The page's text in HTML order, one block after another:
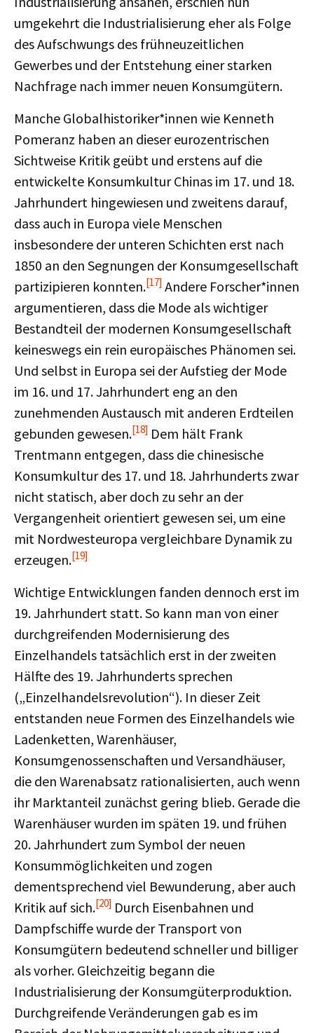
umgekehrt die Industrialisierung eher als Folge
des Aufschwungs des frühneuzeitlichen
Gewerbes und der Entstehung einer starken
Nachfrage nach immer neuen Konsumgütern.
Manche Globalhistoriker*innen wie Kenneth
Pomeranz haben an dieser eurozentrischen
Sichtweise Kritik geübt und erstens auf die
entwickelte Konsumkultur Chinas im 17. und 18.
Jahrhundert hingewiesen und zweitens darauf,
dass auch in Europa viele Menschen
insbesondere der unteren Schichten erst nach
1850 an den Segnungen der Konsumgesellschaft
partizipieren konnten.[17] Andere Forscher*innen
argumentieren, dass die Mode als wichtiger
Bestandteil der modernen Konsumgesellschaft
keineswegs ein rein europäisches Phänomen sei.
Und selbst in Europa sei der Aufstieg der Mode
im 16. und 17. Jahrhundert eng an den
zunehmenden Austausch mit anderen Erdteilen
gebunden gewesen.[18] Dem hält Frank
Trentmann entgegen, dass die chinesische
Konsumkultur des 17. und 18. Jahrhunderts zwar
nicht statisch, aber doch zu sehr an der
Vergangenheit orientiert gewesen sei, um eine
mit Nordwesteuropa vergleichbare Dynamik zu
erzeugen.[19]
Wichtige Entwicklungen fanden dennoch erst im
19. Jahrhundert statt. So kann man von einer
durchgreifenden Modernisierung des
Einzelhandels tatsächlich erst in der zweiten
Hälfte des 19. Jahrhunderts sprechen
(„Einzelhandelsrevolution“). In dieser Zeit
entstanden neue Formen des Einzelhandels wie
Ladenketten, Warenhäuser,
Konsumgenossenschaften und Versandhäuser,
die den Warenabsatz rationalisierten, auch wenn
ihr Marktanteil zunächst gering blieb. Gerade die
Warenhäuser wurden im späten 19. und frühen
20. Jahrhundert zum Symbol der neuen
Konsummöglichkeiten und zogen
dementsprechend viel Bewunderung, aber auch
Kritik auf sich.[20] Durch Eisenbahnen und
Dampfschiffe wurde der Transport von
Konsumgütern bedeutend schneller und billiger
als vorher. Gleichzeitig begann die
Industrialisierung der Konsumgüterproduktion.
Durchgreifende Veränderungen gab es im